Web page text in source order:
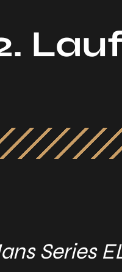
Series